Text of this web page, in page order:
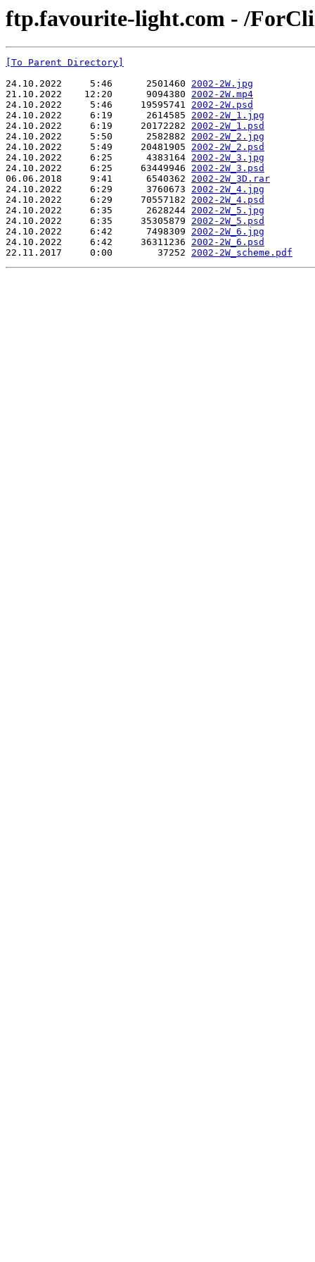
ftp.favourite-light.com - /
[To Parent Directory]
24.10.2022     5:46      2501460 2002-2W.jpg
21.10.2022    12:20      9094380 2002-2W.mp4
24.10.2022     5:46     19595741 2002-2W.psd
24.10.2022     6:19      2614585 2002-2W_1.jpg
24.10.2022     6:19     20172282 2002-2W_1.psd
24.10.2022     5:50      2582882 2002-2W_2.jpg
24.10.2022     5:49     20481905 2002-2W_2.psd
24.10.2022     6:25      4383164 2002-2W_3.jpg
24.10.2022     6:25     63449946 2002-2W_3.psd
06.06.2018     9:41      6540362 2002-2W_3D.rar
24.10.2022     6:29      3760673 2002-2W_4.jpg
24.10.2022     6:29     70557182 2002-2W_4.psd
24.10.2022     6:35      2628244 2002-2W_5.jpg
24.10.2022     6:35     35305879 2002-2W_5.psd
24.10.2022     6:42      7498309 2002-2W_6.jpg
24.10.2022     6:42     36311236 2002-2W_6.psd
22.11.2017     0:00        37252 2002-2W_scheme.pdf